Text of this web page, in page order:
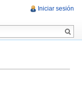
Iniciar sesión